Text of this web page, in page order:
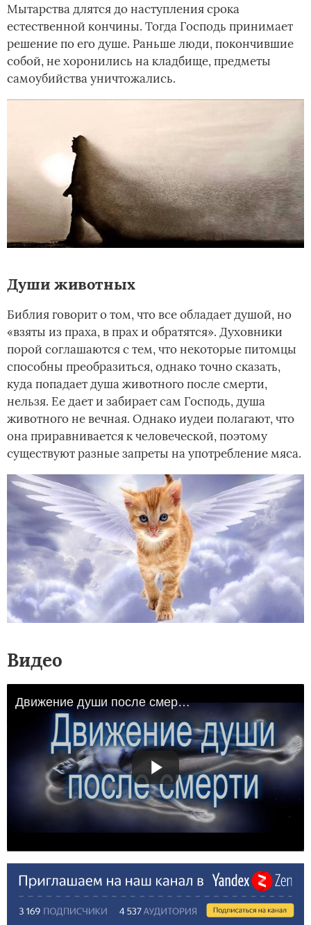
Мытарства длятся до наступления срока
естественной кончины. Тогда Господь принимает
решение по его душе. Раньше люди, покончившие
собой, не хоронились на кладбище, предметы
самоубийства уничтожались.
Души животных
Библия говорит о том, что все обладает душой, но
«взяты из праха, в прах и обратятся». Духовники
порой соглашаются с тем, что некоторые питомцы
способны преобразиться, однако точно сказать,
куда попадает душа животного после смерти,
нельзя. Ее дает и забирает сам Господь, душа
животного не вечная. Однако иудеи полагают, что
она приравнивается к человеческой, поэтому
существуют разные запреты на употребление мяса.
Видео
Движение души после смерти.Куда уходит душа после смерти Тонкий мир